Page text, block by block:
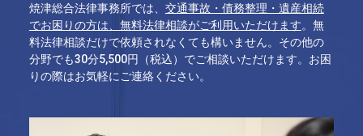
焼津総合法律事務所では、 交通事故・債務整理・遺産相続
でお困りの方は、無料法律相談がご利用いただけます。無
料法律相談だけで依頼されなくても構いません。その他の
分野でも30分5,500円（税込）でご相談いただけます。お困
りの際はお気軽にご連絡ください。